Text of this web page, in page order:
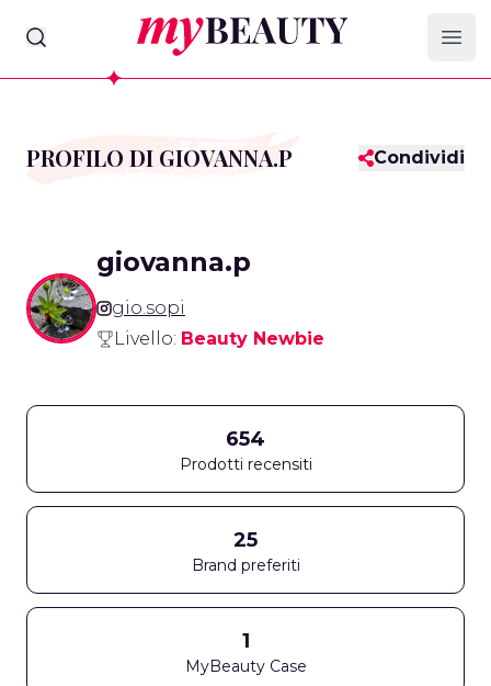
myBeauty
PROFILO DI GIOVANNA.P Condividi
giovanna.p
gio.sopi
Livello: Beauty Newbie
654
Prodotti recensiti
25
Brand preferiti
1
MyBeauty Case